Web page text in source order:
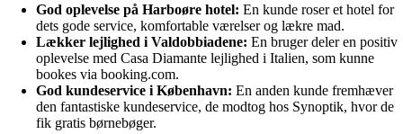
God oplevelse på Harboøre hotel: En kunde roser et hotel for
dets gode service, komfortable værelser og lækre mad.
Lækker lejlighed i Valdobbiadene: En bruger deler en positiv
oplevelse med Casa Diamante lejlighed i Italien, som kunne
bookes via booking.com.
God kundeservice i København: En anden kunde fremhæver
den fantastiske kundeservice, de modtog hos Synoptik, hvor de
fik gratis børnebøger.